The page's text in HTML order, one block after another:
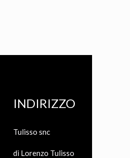
INDIRIZZO
Tulisso snc
di Lorenzo Tulisso